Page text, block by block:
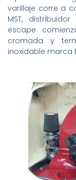
varillaje corre a
MST,
escape
cromada y
inoxidable marca